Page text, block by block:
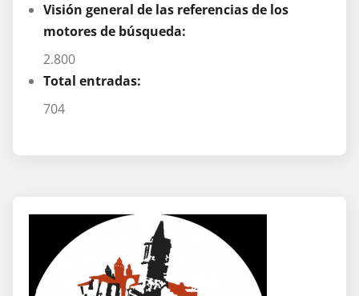
Visión general de las referencias de los
motores de búsqueda:
2.800
Total entradas:
704